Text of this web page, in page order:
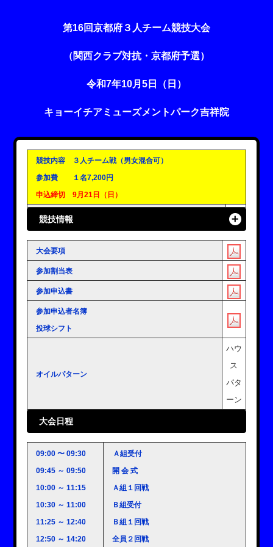
第16回京都府３人チーム競技大会
（関西クラブ対抗・京都府予選）
令和7年10月5日（日）
キョーイチアミューズメントパーク吉祥院
競技内容 ３人チーム戦（男女混合可）
参加費 １名7,200円
申込締切 9月21日（日）
競技情報
大会要項
参加割当表
参加申込書
参加申込者名簿
投球シフト
オイルパターン
ハウ
ス
パタ
ーン
大会日程
09:00 〜 09:30
09:45 ～ 09:50
10:00 ～ 11:15
10:30 ～ 11:00
11:25 ～ 12:40
12:50 ～ 14:20
Ａ組受付
開 会 式
Ａ組１回戦
Ｂ組受付
Ｂ組１回戦
全員２回戦